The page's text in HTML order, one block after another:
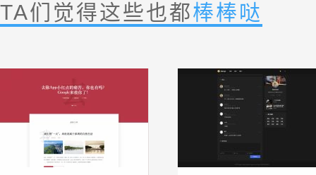
TA们觉得这些也都棒棒哒